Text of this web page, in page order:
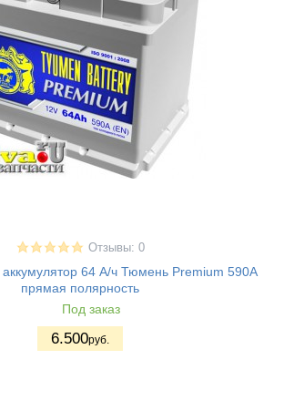
Отзывы: 0
64 А/ч Тюмень Premium 590A
прямая полярность
Под заказ
6.500руб.